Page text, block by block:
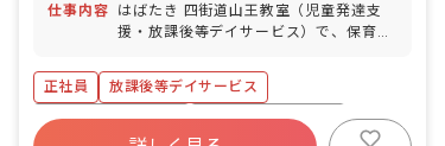
王町」バス停より徒歩約8分 車・自転車
通勤可
仕事内容
はばたき 四街道山王教室（児童発達支
援・放課後等デイサービス）で、保育業
・施設内における療育業務および付帯す
る業務 ・生活指導計画（個別支援計画）
の作成 ・保護者対応 ・送迎 等
正社員
放課後等デイサービス
ボーナス・賞与あり
年間休日120日以上